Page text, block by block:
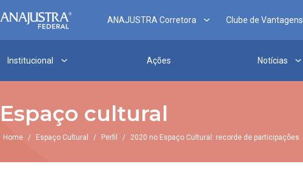
ANAJUSTRA Corretora Clube de Vantagens
Institucional Ações Notícias
Espaço cultural
Home / Espaço Cultural / Perfil / 2020 no Espaço Cultural: recorde de participações